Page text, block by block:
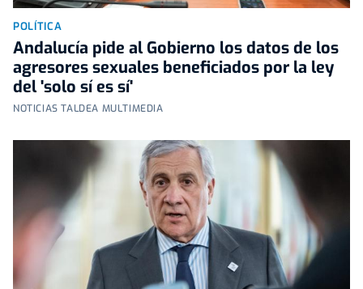
POLÍTICA
Andalucía pide al Gobierno los datos de los
agresores sexuales beneficiados por la ley
del 'solo sí es sí'
NOTICIAS TALDEA MULTIMEDIA